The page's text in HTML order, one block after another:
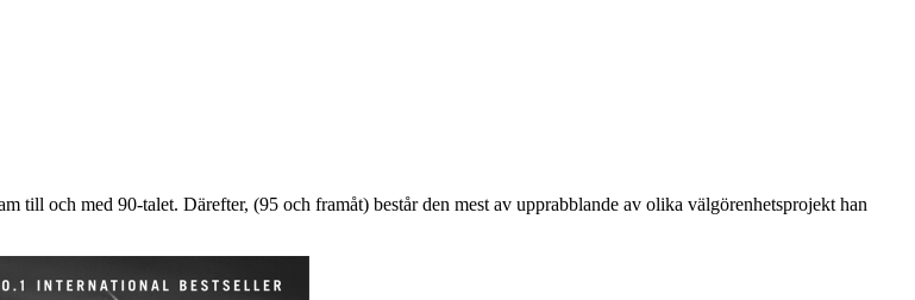
till och med 90-talet. Därefter, (95 och framåt) består den mest av upprabblande av olika välgörenhetsprojekt han